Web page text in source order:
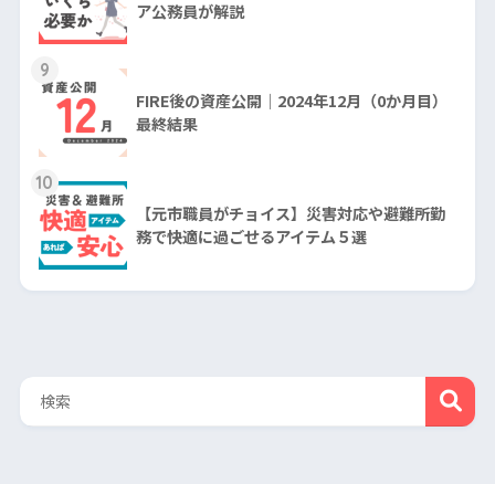
ア公務員が解説
9
FIRE後の資産公開｜2024年12月（0か月目）
最終結果
10
【元市職員がチョイス】災害対応や避難所勤
務で快適に過ごせるアイテム５選